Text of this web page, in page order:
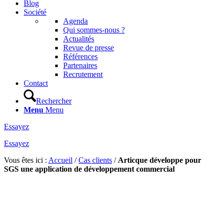
Blog
Société
Agenda
Qui sommes-nous ?
Actualités
Revue de presse
Références
Partenaires
Recrutement
Contact
Rechercher
Menu Menu
Essayez
Essayez
Vous êtes ici : Accueil /Cas clients / Articque développe pour
SGS une application de développement commercial